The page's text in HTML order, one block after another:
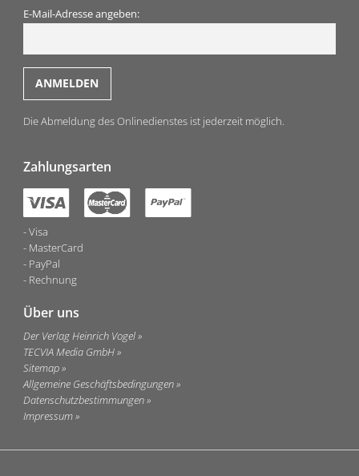
E-Mail-Adresse angeben:
Die Abmeldung des Onlinedienstes ist jederzeit möglich.
Zahlungsarten
Visa
MasterCard
PayPal
Rechnung
Über uns
Der Verlag Heinrich Vogel
TECVIA Media GmbH
Sitemap
Allgemeine Geschäftsbedingungen
Datenschutzbestimmungen
Impressum